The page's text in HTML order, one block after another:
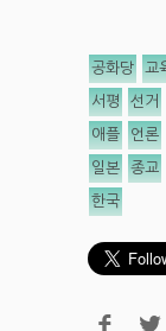
공화당 교
서평 선거
애플 언론
일본 종교
한국